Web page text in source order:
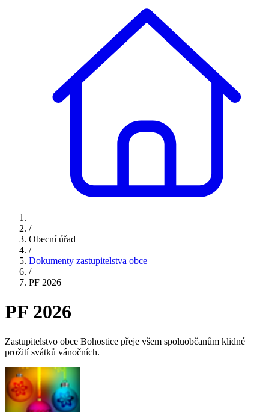
/
Obecní úřad
/
Dokumenty zastupitelstva obce
/
PF 2026
PF 2026
Zastupitelstvo obce Bohostice přeje všem spoluobčanům klidné
prožití svátků vánočních.